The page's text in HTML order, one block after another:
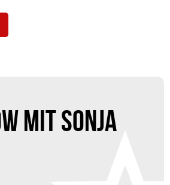
MIT SONJA